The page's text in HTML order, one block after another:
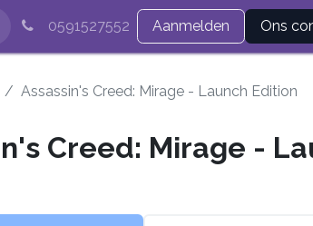
0591527552 Aanmelden Ons
Assassin's Creed: Mirage - Launch Edition
Creed: Mirage -